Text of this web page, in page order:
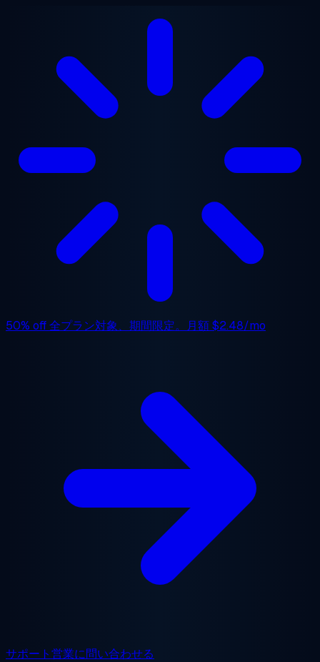
50% off全プラン対象、期間限定。月額$2.48/mo
サポート営業に問い合わせる